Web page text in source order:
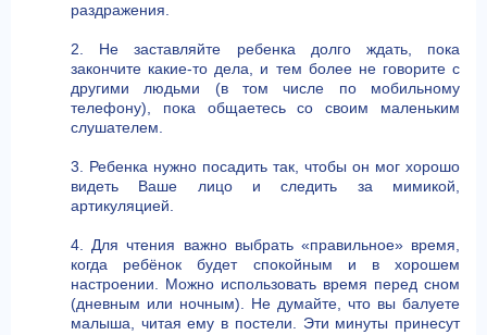
раздражения.
2. Не заставляйте ребенка долго ждать, пока
закончите какие-то дела, и тем более не говорите с
другими людьми (в том числе по мобильному
телефону), пока общаетесь со своим маленьким
слушателем.
3. Ребенка нужно посадить так, чтобы он мог хорошо
видеть Ваше лицо и следить за мимикой,
артикуляцией.
4. Для чтения важно выбрать «правильное» время,
когда ребёнок будет спокойным и в хорошем
настроении. Можно использовать время перед сном
(дневным или ночным). Не думайте, что вы балуете
малыша, читая ему в постели. Эти минуты принесут